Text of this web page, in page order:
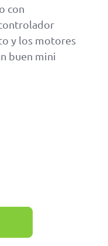
con
y los motores
buen mini